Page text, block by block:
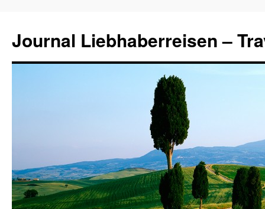
Journal Liebhaberreisen –